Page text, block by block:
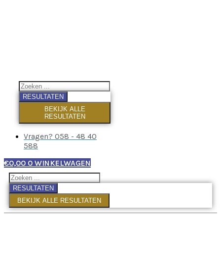
RESULTATEN
BEKIJK ALLE
RESULTATEN
Vragen? 058 - 48 40
588
€0,00 0 WINKELWAGEN
RESULTATEN
BEKIJK ALLE RESULTATEN